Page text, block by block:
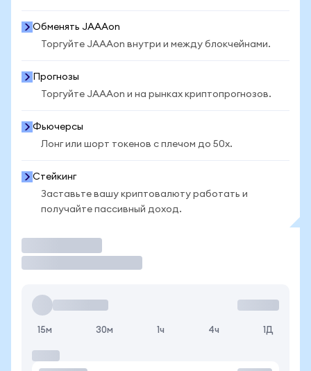
Обменять JAAAon
Торгуйте JAAAon внутри и между блокчейнами.
Прогнозы
Торгуйте JAAAon и на рынках криптопрогнозов.
Фьючерсы
Лонг или шорт токенов с плечом до 50x.
Стейкинг
Заставьте вашу криптовалюту работать и
получайте пассивный доход.
15м 30м 1ч 4ч 1Д